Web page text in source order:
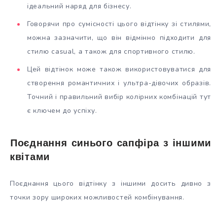
ідеальний наряд для бізнесу.
Говорячи про сумісності цього відтінку зі стилями,
можна зазначити, що він відмінно підходити для
стилю casual, а також для спортивного стилю.
Цей відтінок може також використовуватися для
створення романтичних і ультра-дівочих образів.
Точний і правильний вибір колірних комбінацій тут
є ключем до успіху.
Поєднання синього сапфіра з іншими
квітами
Поєднання цього відтінку з іншими досить дивно з
точки зору широких можливостей комбінування.